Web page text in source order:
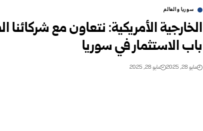
سوريا والعالم
الخارجية الأمريكية: نتعاون مع شركائنا
باب الاستثمار في سوريا
مايو 28, 2025 مايو 28, 2025